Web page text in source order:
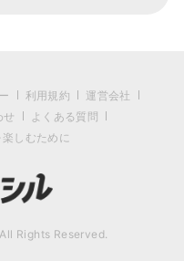
利用規約
運営会社
せ
よくある質問
しむために
Rights Reserved.